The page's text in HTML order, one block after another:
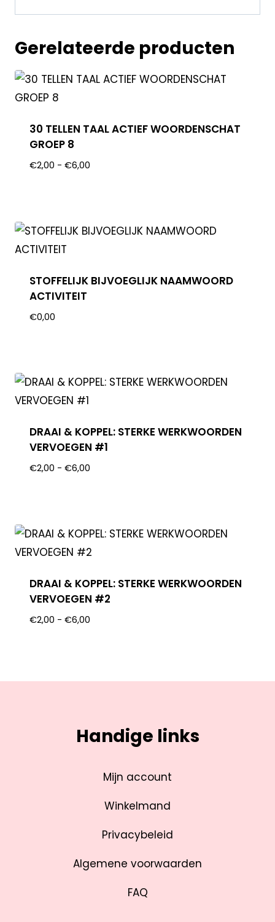
Gerelateerde producten
30 TELLEN TAAL ACTIEF WOORDENSCHAT
GROEP 8
€2,00 - €6,00
STOFFELIJK BIJVOEGLIJK NAAMWOORD
ACTIVITEIT
€0,00
DRAAI & KOPPEL: STERKE WERKWOORDEN
VERVOEGEN #1
€2,00 - €6,00
DRAAI & KOPPEL: STERKE WERKWOORDEN
VERVOEGEN #2
€2,00 - €6,00
Handige links
Mijn account
Winkelmand
Privacybeleid
Algemene voorwaarden
FAQ